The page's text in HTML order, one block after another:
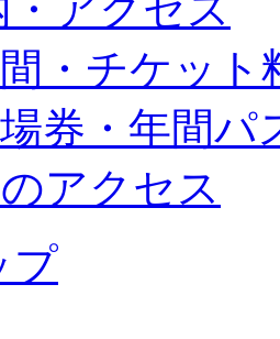
・チケット
券・年間パ
アクセス
プ